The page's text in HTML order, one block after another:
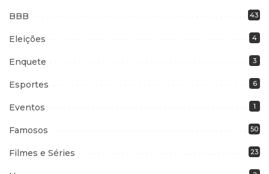
BBB 43
Eleições 4
Enquete 3
Esportes 6
Eventos 1
Famosos 50
Filmes e Séries 23